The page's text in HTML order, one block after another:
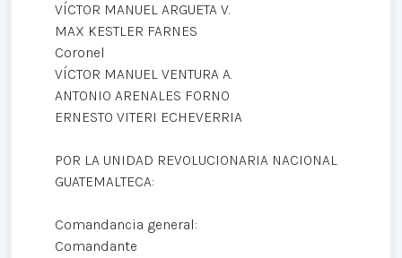
VÍCTOR MANUEL ARGUETA V.
MAX KESTLER FARNES
Coronel
VÍCTOR MANUEL VENTURA A.
ANTONIO ARENALES FORNO
ERNESTO VITERI ECHEVERRIA
POR LA UNIDAD REVOLUCIONARIA NACIONAL
GUATEMALTECA:
Comandancia general:
Comandante